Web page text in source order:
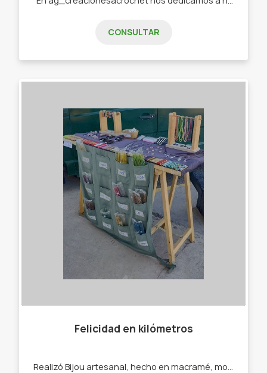
CONSULTAR
Felicidad en kilómetros